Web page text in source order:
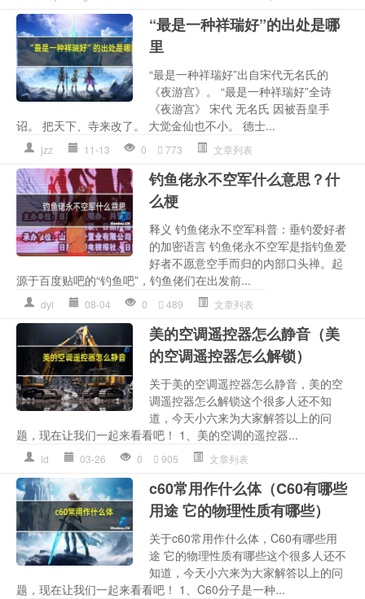
“最是一种祥瑞好”的出处是哪
里
“最是一种祥瑞好”出自宋代无名氏的
《夜游宫》。 “最是一种祥瑞好”全诗
《夜游宫》 宋代 无名氏 因被吾皇手
诏。 把天下、寺来改了。 大觉金仙也不小。 德士...
jzz 11-13 0 773 文章列表
钓鱼佬永不空军什么意思？什
么梗
释义 钓鱼佬永不空军科普：垂钓爱好者
的加密语言 钓鱼佬永不空军是指钓鱼爱
好者不愿意空手而归的内部口头禅。起
源于百度贴吧的“钓鱼吧”，钓鱼佬们在出发前...
dyl 08-04 0 489 文章列表
美的空调遥控器怎么静音（美
的空调遥控器怎么解锁）
关于美的空调遥控器怎么静音，美的空
调遥控器怎么解锁这个很多人还不知
道，今天小六来为大家解答以上的问
题，现在让我们一起来看看吧！ 1、美的空调的遥控器...
ld 03-26 0 905 文章列表
c60常用作什么体（C60有哪些
用途 它的物理性质有哪些）
关于c60常用作什么体，C60有哪些用
途 它的物理性质有哪些这个很多人还不
知道，今天小六来为大家解答以上的问
题，现在让我们一起来看看吧！ 1、C60分子是一种...